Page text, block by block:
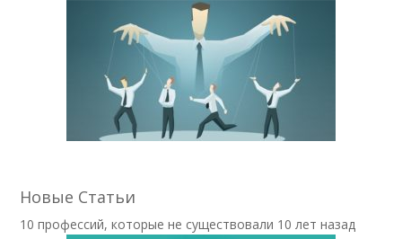
Новые Статьи
10 профессий, которые не существовали 10 лет назад